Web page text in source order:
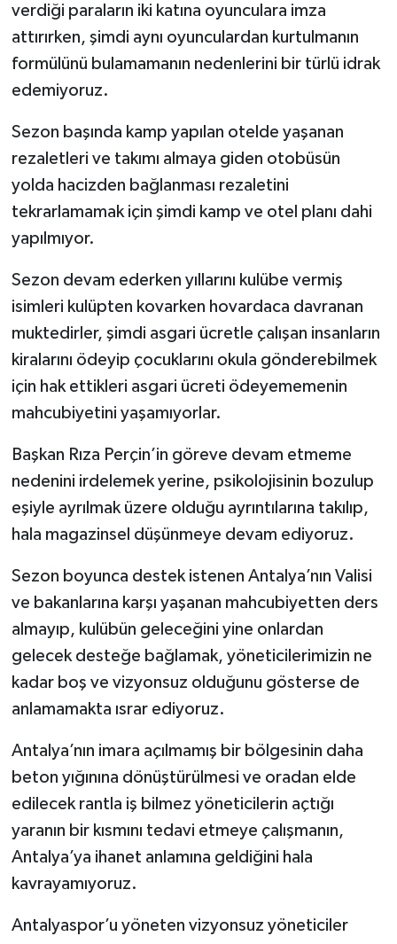
verdiği paraların iki katına oyunculara imza
attırırken, şimdi aynı oyunculardan kurtulmanın
formülünü bulamamanın nedenlerini bir türlü idrak
edemiyoruz.
Sezon başında kamp yapılan otelde yaşanan
rezaletleri ve takımı almaya giden otobüsün
yolda hacizden bağlanması rezaletini
tekrarlamamak için şimdi kamp ve otel planı dahi
yapılmıyor.
Sezon devam ederken yıllarını kulübe vermiş
isimleri kulüpten kovarken hovardaca davranan
muktedirler, şimdi asgari ücretle çalışan insanların
kiralarını ödeyip çocuklarını okula gönderebilmek
için hak ettikleri asgari ücreti ödeyememenin
mahcubiyetini yaşamıyorlar.
Başkan Rıza Perçin’in göreve devam etmeme
nedenini irdelemek yerine, psikolojisinin bozulup
eşiyle ayrılmak üzere olduğu ayrıntılarına takılıp,
hala magazinsel düşünmeye devam ediyoruz.
Sezon boyunca destek istenen Antalya’nın Valisi
ve bakanlarına karşı yaşanan mahcubiyetten ders
almayıp, kulübün geleceğini yine onlardan
gelecek desteğe bağlamak, yöneticilerimizin ne
kadar boş ve vizyonsuz olduğunu gösterse de
anlamamakta ısrar ediyoruz.
Antalya’nın imara açılmamış bir bölgesinin daha
beton yığınına dönüştürülmesi ve oradan elde
edilecek rantla iş bilmez yöneticilerin açtığı
yaranın bir kısmını tedavi etmeye çalışmanın,
Antalya’ya ihanet anlamına geldiğini hala
kavrayamıyoruz.
Antalyaspor’u yöneten vizyonsuz yöneticiler